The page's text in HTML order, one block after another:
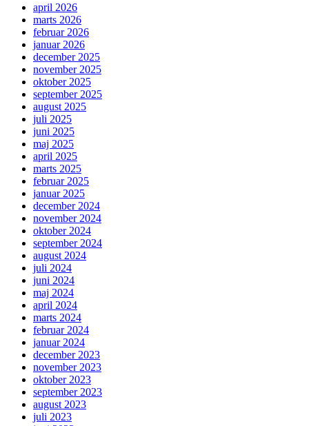
april 2026
marts 2026
februar 2026
januar 2026
december 2025
november 2025
oktober 2025
september 2025
august 2025
juli 2025
juni 2025
maj 2025
april 2025
marts 2025
februar 2025
januar 2025
december 2024
november 2024
oktober 2024
september 2024
august 2024
juli 2024
juni 2024
maj 2024
april 2024
marts 2024
februar 2024
januar 2024
december 2023
november 2023
oktober 2023
september 2023
august 2023
juli 2023